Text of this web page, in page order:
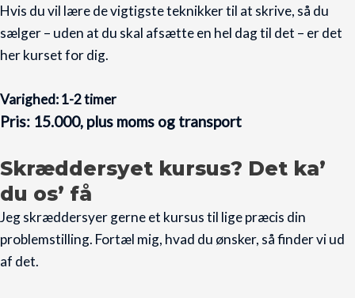
Hvis du vil lære de vigtigste teknikker til at skrive, så du
sælger – uden at du skal afsætte en hel dag til det – er det
her kurset for dig.
Varighed: 1-2 timer
Pris: 15.000, plus moms og transport
Skræddersyet kursus? Det ka’
du os’ få
Jeg skræddersyer gerne et kursus til lige præcis din
problemstilling. Fortæl mig, hvad du ønsker, så finder vi ud
af det.